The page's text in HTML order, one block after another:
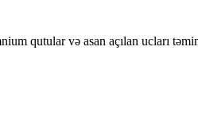
qutular və asan açılan ucları